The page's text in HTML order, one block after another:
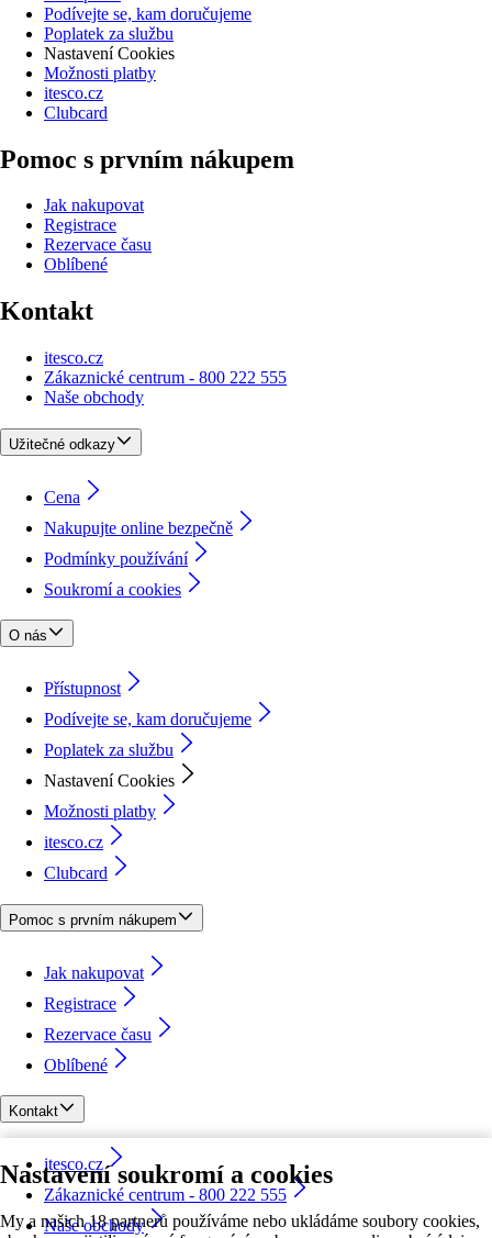
Nastavení soukromí a cookies
My a našich 18 partnerů používáme nebo ukládáme soubory cookies,
Podívejte se, kam doručujeme
Poplatek za službu
Nastavení Cookies
Možnosti platby
itesco.cz
Clubcard
Pomoc s prvním nákupem
Jak nakupovat
Registrace
Rezervace času
Oblíbené
Kontakt
itesco.cz
Zákaznické centrum - 800 222 555
Naše obchody
Užitečné odkazy
Cena
Nakupujte online bezpečně
Podmínky používání
Soukromí a cookies
O nás
Přístupnost
Podívejte se, kam doručujeme
Poplatek za službu
Nastavení Cookies
Možnosti platby
itesco.cz
Clubcard
Pomoc s prvním nákupem
Jak nakupovat
Registrace
Rezervace času
Oblíbené
Kontakt
itesco.cz
Zákaznické centrum - 800 222 555
Naše obchody